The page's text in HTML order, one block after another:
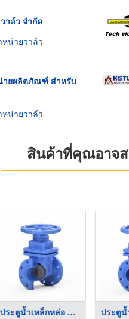
าล์ว จำกัด
น่ายวาล์ว
ายผลิตภัณฑ์ สำหรับ
น่ายวาล์ว
สินค้าที่คุณอาจ
ประตูน้ำเหล็กหล่อ Ga ...